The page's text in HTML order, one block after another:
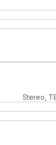
Stereo,